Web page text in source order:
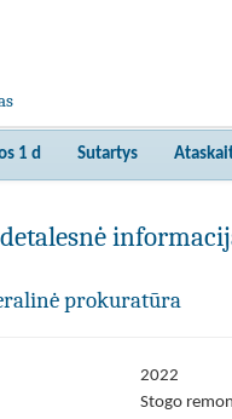
1 d Sutartys
prokuratūra
2022
Stogo